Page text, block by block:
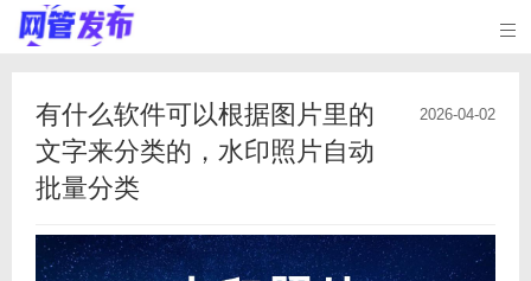

2026-04-02
有什么软件可以根据图片里的
文字来分类的，水印照片自动
批量分类